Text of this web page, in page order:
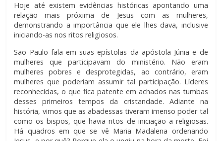
Hoje até existem evidências históricas apontando uma
relação mais próxima de Jesus com as mulheres,
demonstrando a importância que ele lhes dava, inclusive
iniciando-as nos ritos religiosos.
São Paulo fala em suas epístolas da apóstola Júnia e de
mulheres que participavam do ministério. Não eram
mulheres pobres e desprotegidas, ao contrário, eram
mulheres que poderiam assumir tal participação. Líderes
reconhecidas, o que fica patente em achados nas tumbas
desses primeiros tempos da cristandade. Adiante na
história, vimos que as abadessas tiveram imenso poder tal
como os bispos, que havia ritos de iniciação a religiosas.
Há quadros em que se vê Maria Madalena ordenando